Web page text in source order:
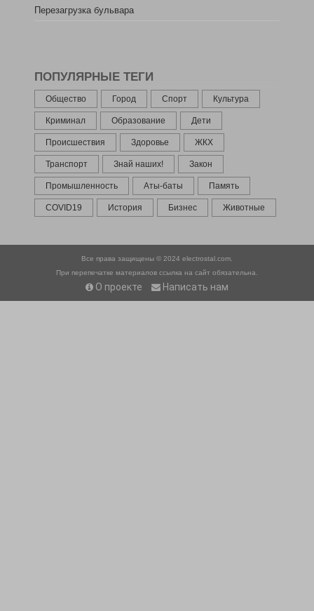
Перезагрузка бульвара
ПОПУЛЯРНЫЕ ТЕГИ
Общество Город Спорт Культура
Криминал Образование Дети
Происшествия Здоровье ЖКХ
Транспорт Знай наших! Закон
Промышленность Аты-баты Память
COVID19 История Бизнес Животные
Все права защищены © 2024 electrostal.com.
При перепечатке материалов ссылка на сайт обязательна.
О проекте Написать нам